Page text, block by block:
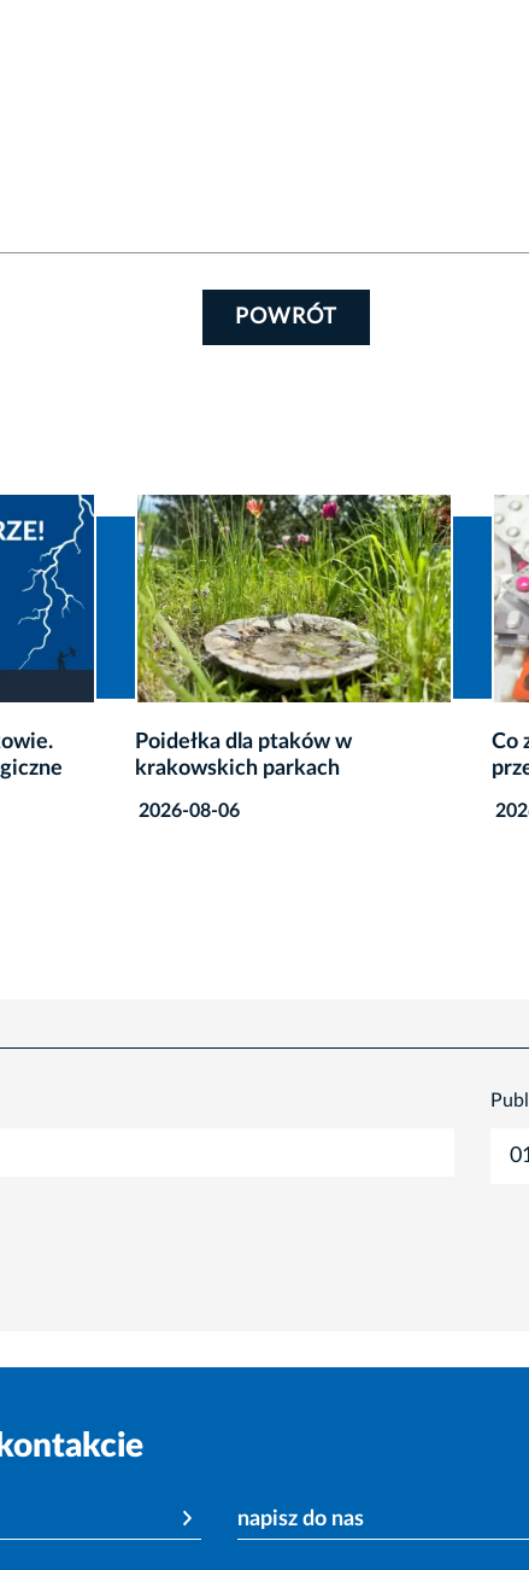
POWRÓT
Co zrobić z niepotrzebnymi lub
przeterminowanymi lekami?
2026-08-06
napisz do nas